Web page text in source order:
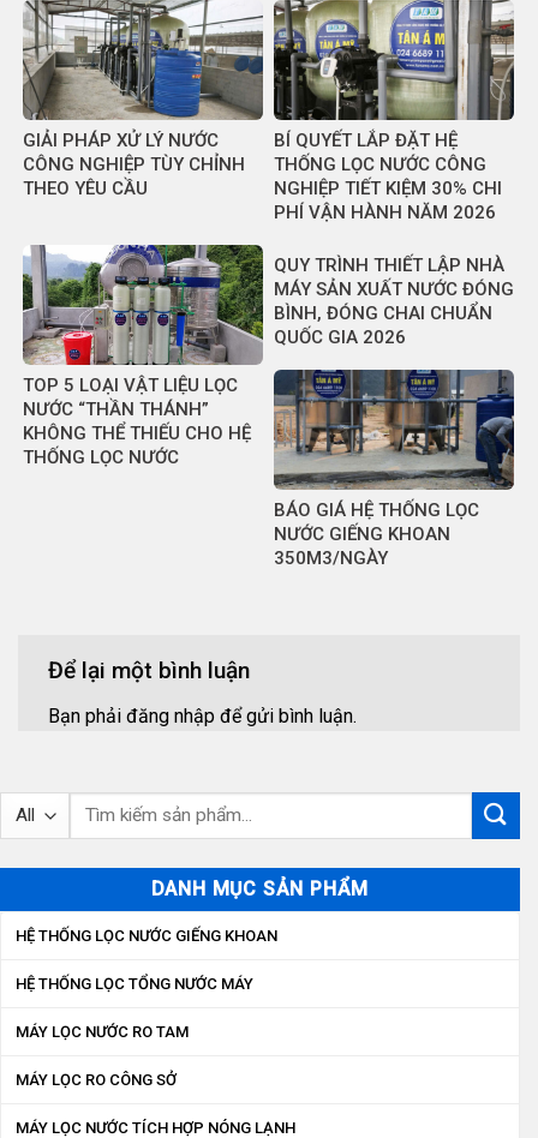
GIẢI PHÁP XỬ LÝ NƯỚC
CÔNG NGHIỆP TÙY CHỈNH
THEO YÊU CẦU
BÍ QUYẾT LẮP ĐẶT HỆ
THỐNG LỌC NƯỚC CÔNG
NGHIỆP TIẾT KIỆM 30% CHI
PHÍ VẬN HÀNH NĂM 2026
TOP 5 LOẠI VẬT LIỆU LỌC
NƯỚC “THẦN THÁNH”
KHÔNG THỂ THIẾU CHO HỆ
THỐNG LỌC NƯỚC
QUY TRÌNH THIẾT LẬP NHÀ
MÁY SẢN XUẤT NƯỚC ĐÓNG
BÌNH, ĐÓNG CHAI CHUẨN
QUỐC GIA 2026
BÁO GIÁ HỆ THỐNG LỌC
NƯỚC GIẾNG KHOAN
350M3/NGÀY
Để lại một bình luận
Bạn phải đăng nhập để gửi bình luận.
Tìm
DANH MỤC SẢN PHẨM
HỆ THỐNG LỌC NƯỚC GIẾNG KHOAN
HỆ THỐNG LỌC TỔNG NƯỚC MÁY
MÁY LỌC NƯỚC RO TAM
MÁY LỌC RO CÔNG SỞ
MÁY LỌC NƯỚC TÍCH HỢP NÓNG LẠNH